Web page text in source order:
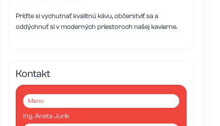
Príďte si vychutnať kvalitnú kávu, občerstviť sa a
oddýchnuť si v moderných priestoroch našej kaviarne.
Kontakt
Meno
Ing. Aneta Jurik